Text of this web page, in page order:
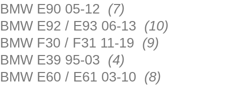
BMW E90 05-12 (7)
BMW E92 / E93 06-13 (10)
BMW F30 / F31 11-19 (9)
BMW E39 95-03 (4)
BMW E60 / E61 03-10 (8)